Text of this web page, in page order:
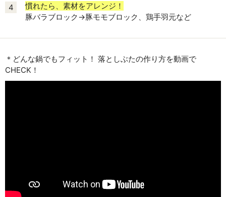
4
慣れたら、素材をアレンジ！
豚バラブロック→豚モモブロック、鶏手羽元など
＊どんな鍋でもフィット！ 落としぶたの作り方を動画で
CHECK！